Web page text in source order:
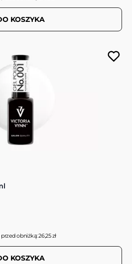
KOSZYKA
obniżką: 26,25 zł
KOSZYKA